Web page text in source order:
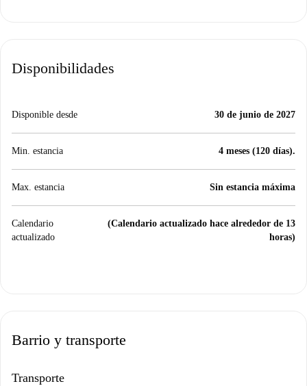
Disponibilidades
Disponible desde 30 de junio de 2027
Min. estancia 4 meses (120 días).
Max. estancia Sin estancia máxima
Calendario
actualizado
(Calendario actualizado hace alrededor de 13
horas)
Barrio y transporte
Transporte